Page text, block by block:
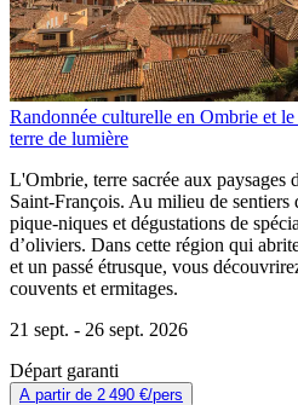
Randonnée culturelle en Ombrie et le
terre de lumière
L'Ombrie, terre sacrée aux paysages
Saint-François. Au milieu de sentiers
pique-niques et dégustations de
d’oliviers. Dans cette région qui
et un passé étrusque, vous
couvents et ermitages.
21 sept. - 26 sept. 2026
Départ garanti
A partir de 2 490 €/pers